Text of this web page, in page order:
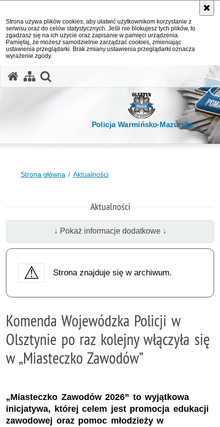
Strona używa plików cookies, aby ułatwić użytkownikom korzystanie z
serwisu oraz do celów statystycznych. Jeśli nie blokujesz tych plików, to
zgadzasz się na ich użycie oraz zapisanie w pamięci urządzenia.
Pamiętaj, że możesz samodzielnie zarządzać cookies, zmieniając
ustawienia przeglądarki. Brak zmiany ustawienia przeglądarki oznacza
wyrażenie zgody.
Policja Warmińsko-Mazurska
Strona główna Aktualności
Aktualności
↓ Pokaż informacje dodatkowe ↓
Strona znajduje się w archiwum.
Komenda Wojewódzka Policji w
Olsztynie po raz kolejny włączyła się
w „Miasteczko Zawodów”
„Miasteczko Zawodów 2026” to wyjątkowa
inicjatywa, której celem jest promocja edukacji
zawodowej oraz pomoc młodzieży w